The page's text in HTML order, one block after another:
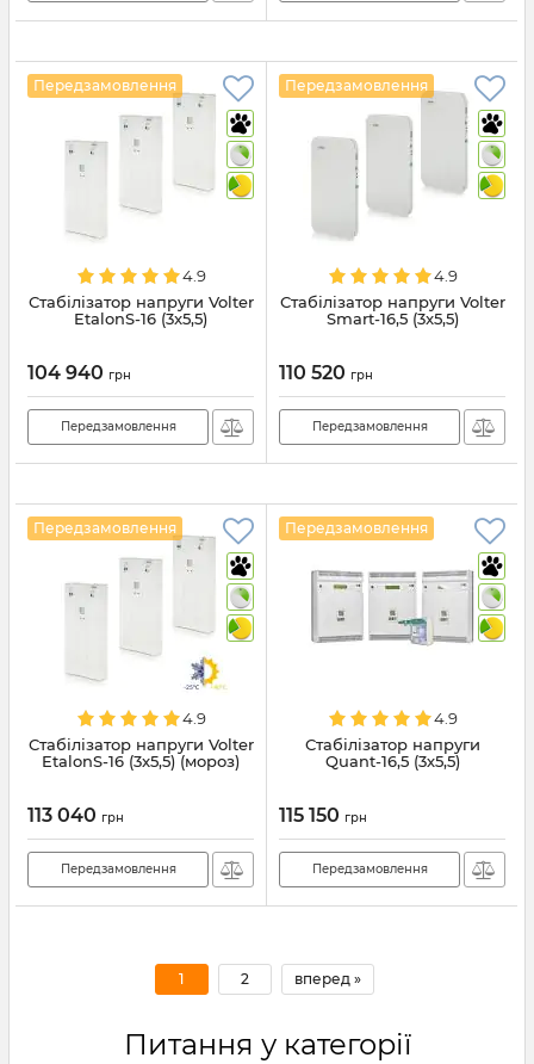
Передзамовлення
4.9
Стабілізатор напруги Volter
EtalonS-16 (3x5,5)
104 940 грн
Передзамовлення
Передзамовлення
4.9
Стабілізатор напруги Volter
Smart-16,5 (3x5,5)
110 520 грн
Передзамовлення
Передзамовлення
4.9
Стабілізатор напруги Volter
EtalonS-16 (3x5,5) (мороз)
113 040 грн
Передзамовлення
Передзамовлення
4.9
Стабілізатор напруги
Quant-16,5 (3х5,5)
115 150 грн
Передзамовлення
1 2 вперед »
Питання у категорії